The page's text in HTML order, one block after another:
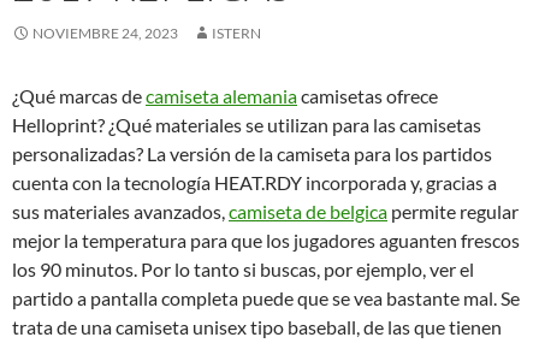
NOVIEMBRE 24, 2023 ISTERN
¿Qué marcas decamiseta alemaniacamisetas ofrece
Helloprint? ¿Qué materiales se utilizan para las camisetas
personalizadas? La versión de la camiseta para los partidos
cuenta con la tecnología HEAT.RDY incorporada y, gracias a
sus materiales avanzados,camiseta de belgica permite regular
mejor la temperatura para que los jugadores aguanten frescos
los 90 minutos. Por lo tanto si buscas, por ejemplo, ver el
partido a pantalla completa puede que se vea bastante mal. Se
trata de una camiseta unisex tipo baseball, de las que tienen